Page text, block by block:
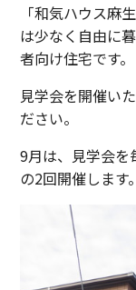
「和気ハウス麻
は少なく自由に
者向け住宅です。
見学会を開催い
ださい。
9月は、見学会を
の2回開催します。